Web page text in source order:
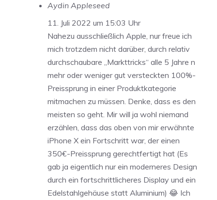
Aydin Appleseed
11. Juli 2022 um 15:03 Uhr
Nahezu ausschließlich Apple, nur freue ich
mich trotzdem nicht darüber, durch relativ
durchschaubare „Markttricks“ alle 5 Jahre n
mehr oder weniger gut versteckten 100%-
Preissprung in einer Produktkategorie
mitmachen zu müssen. Denke, dass es den
meisten so geht. Mir will ja wohl niemand
erzählen, dass das oben von mir erwähnte
iPhone X ein Fortschritt war, der einen
350€-Preissprung gerechtfertigt hat (Es
gab ja eigentlich nur ein moderneres Design
durch ein fortschrittlicheres Display und ein
Edelstahlgehäuse statt Aluminium) 😂 Ich